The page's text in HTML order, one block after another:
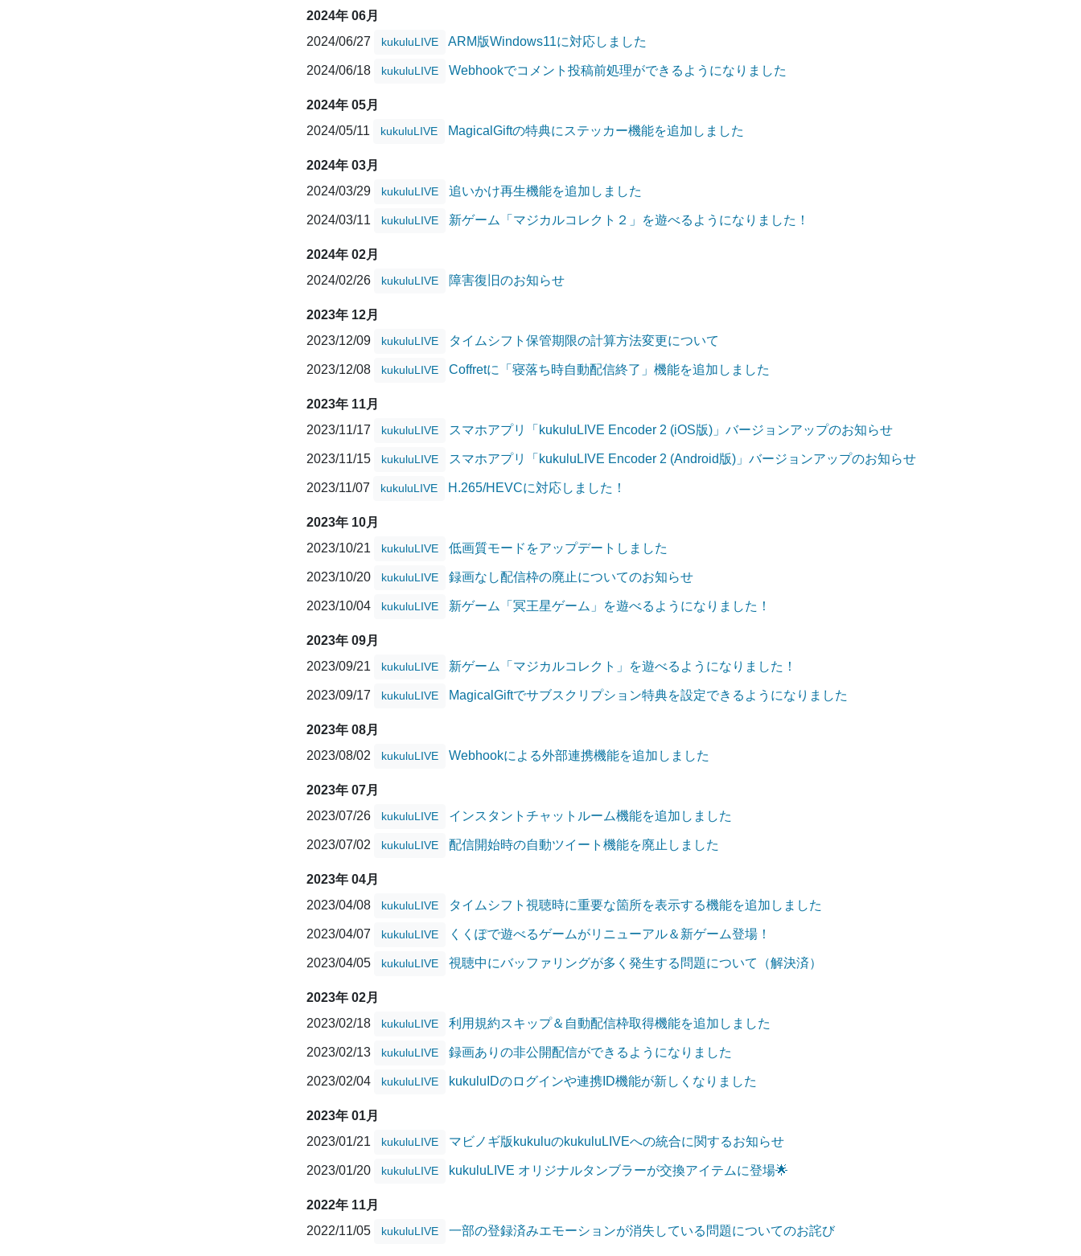
2024年 06月
2024/06/27
kukuluLIVE ARM版Windows11に対応しました
2024/06/18 kukuluLIVE Webhookでコメント投稿前処理ができるようになりました
2024年 05月
2024/05/11
kukuluLIVE MagicalGiftの特典にステッカー機能を追加しました
2024年 03月
2024/03/29
kukuluLIVE 追いかけ再生機能を追加しました
2024/03/11 kukuluLIVE 新ゲーム「マジカルコレクト２」を遊べるようになりました！
2024年 02月
2024/02/26
kukuluLIVE 障害復旧のお知らせ
2023年 12月
2023/12/09
kukuluLIVE タイムシフト保管期限の計算方法変更について
2023/12/08 kukuluLIVE Coffretに「寝落ち時自動配信終了」機能を追加しました
2023年 11月
2023/11/17
kukuluLIVE スマホアプリ「kukuluLIVE Encoder 2 (iOS版)」バージョンアップのお知らせ
2023/11/15 kukuluLIVE スマホアプリ「kukuluLIVE Encoder 2 (Android版)」バージョンアップのお知らせ
2023/11/07 kukuluLIVE H.265/HEVCに対応しました！
2023年 10月
2023/10/21
kukuluLIVE 低画質モードをアップデートしました
2023/10/20 kukuluLIVE 録画なし配信枠の廃止についてのお知らせ
2023/10/04 kukuluLIVE 新ゲーム「冥王星ゲーム」を遊べるようになりました！
2023年 09月
2023/09/21
kukuluLIVE 新ゲーム「マジカルコレクト」を遊べるようになりました！
2023/09/17 kukuluLIVE MagicalGiftでサブスクリプション特典を設定できるようになりました
2023年 08月
2023/08/02
kukuluLIVE Webhookによる外部連携機能を追加しました
2023年 07月
2023/07/26
kukuluLIVE インスタントチャットルーム機能を追加しました
2023/07/02 kukuluLIVE 配信開始時の自動ツイート機能を廃止しました
2023年 04月
2023/04/08
kukuluLIVE タイムシフト視聴時に重要な箇所を表示する機能を追加しました
2023/04/07 kukuluLIVE くくぽで遊べるゲームがリニューアル＆新ゲーム登場！
2023/04/05 kukuluLIVE 視聴中にバッファリングが多く発生する問題について（解決済）
2023年 02月
2023/02/18
kukuluLIVE 利用規約スキップ＆自動配信枠取得機能を追加しました
2023/02/13 kukuluLIVE 録画ありの非公開配信ができるようになりました
2023/02/04 kukuluLIVE kukuluIDのログインや連携ID機能が新しくなりました
2023年 01月
2023/01/21
kukuluLIVE マビノギ版kukuluのkukuluLIVEへの統合に関するお知らせ
2023/01/20 kukuluLIVE kukuluLIVE オリジナルタンブラーが交換アイテムに登場🌟
2022年 11月
2022/11/05
kukuluLIVE 一部の登録済みエモーションが消失している問題についてのお詫び